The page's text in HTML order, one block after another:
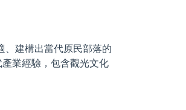
、建構出當代原民部落的
業經驗，包含觀光文化